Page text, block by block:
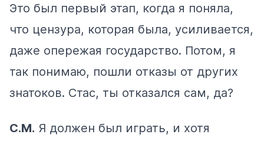
Это был первый этап, когда я поняла,
что цензура, которая была, усиливается,
даже опережая государство. Потом, я
так понимаю, пошли отказы от других
знатоков. Стас, ты отказался сам, да?
С.М. Я должен был играть, и хотя